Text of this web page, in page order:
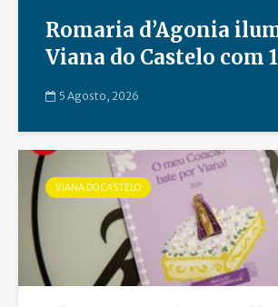
Romaria d’Agonia
Viana do Castelo com
5 Agosto, 2026
VIANA DO CASTELO